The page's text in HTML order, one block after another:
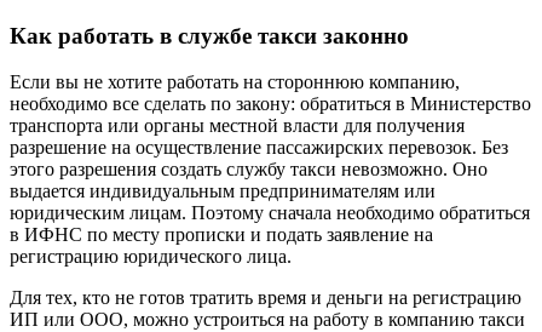
Как работать в службе такси законно
Если вы не хотите работать на стороннюю компанию,
необходимо все сделать по закону: обратиться в Министерство
транспорта или органы местной власти для получения
разрешение на осуществление пассажирских перевозок. Без
этого разрешения создать службу такси невозможно. Оно
выдается индивидуальным предпринимателям или
юридическим лицам. Поэтому сначала необходимо обратиться
в ИФНС по месту прописки и подать заявление на
регистрацию юридического лица.
Для тех, кто не готов тратить время и деньги на регистрацию
ИП или ООО, можно устроиться на работу в компанию такси